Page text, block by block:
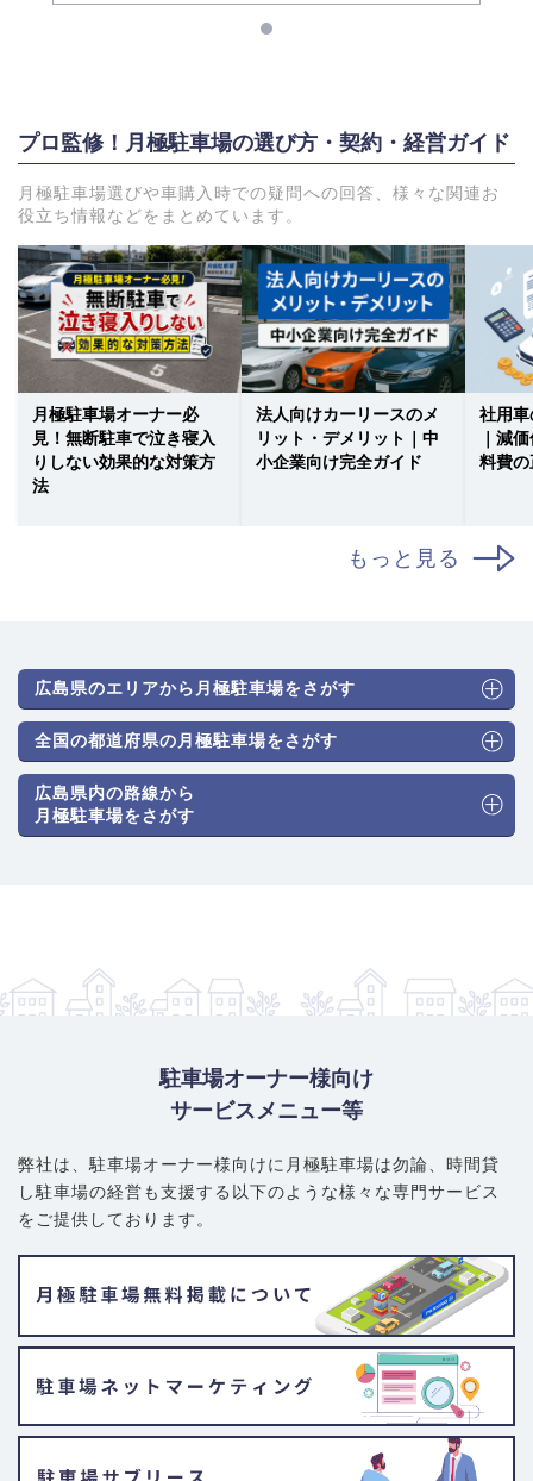
プロ監修！月極駐車場の選び方・契約・経営ガイド
月極駐車場選びや車購入時での疑問への回答、様々な関連お
役立ち情報などをまとめています。
月極駐車場オーナー必
見！無断駐車で泣き寝入
りしない効果的な対策方
法
法人向けカーリースのメ
リット・デメリット｜中
小企業向け完全ガイド
社用
｜減
料費
もっと見る
広島県のエリアから月極駐車場をさがす
全国の都道府県の月極駐車場をさがす
広島県内の路線から
月極駐車場をさがす
駐車場オーナー様向け
サービスメニュー等
弊社は、駐車場オーナー様向けに月極駐車場は勿論、 時間貸
し駐車場の経営も支援する以下のような様々な専門サービス
をご提供しております。